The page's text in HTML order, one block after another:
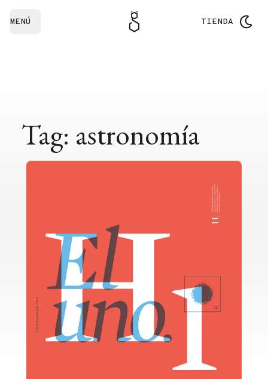
MENÚ TIENDA
Tag: astronomía